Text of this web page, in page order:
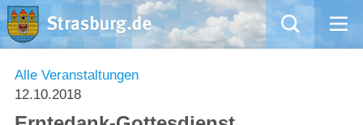
Mängelmeldung
Alle Veranstaltungen
12.10.2018